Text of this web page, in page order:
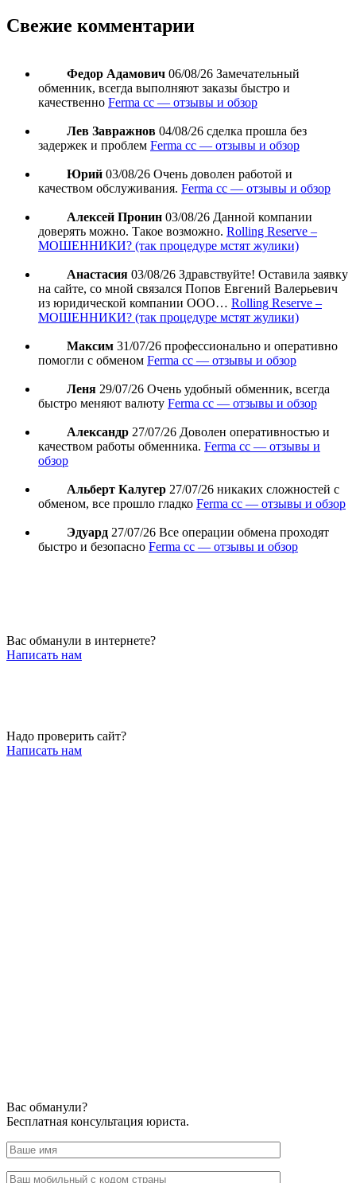
Свежие комментарии
Федор Адамович 06/08/26 Замечательный
обменник, всегда выполняют заказы быстро и
качественно Ferma cc — отзывы и обзор
Лев Завражнов 04/08/26 сделка прошла без
задержек и проблем Ferma cc — отзывы и обзор
Юрий 03/08/26 Очень доволен работой и
качеством обслуживания. Ferma cc — отзывы и обзор
Алексей Пронин 03/08/26 Данной компании
доверять можно. Такое возможно. Rolling Reserve –
МОШЕННИКИ? (так процедуре мстят жулики)
Анастасия 03/08/26 Здравствуйте! Оставила заявку
на сайте, со мной связался Попов Евгений Валерьевич
из юридической компании ООО… Rolling Reserve –
МОШЕННИКИ? (так процедуре мстят жулики)
Максим 31/07/26 профессионально и оперативно
помогли с обменом Ferma cc — отзывы и обзор
Леня 29/07/26 Очень удобный обменник, всегда
быстро меняют валюту Ferma cc — отзывы и обзор
Александр 27/07/26 Доволен оперативностью и
качеством работы обменника. Ferma cc — отзывы и
обзор
Альберт Калугер 27/07/26 никаких сложностей с
обменом, все прошло гладко Ferma cc — отзывы и обзор
Эдуард 27/07/26 Все операции обмена проходят
быстро и безопасно Ferma cc — отзывы и обзор
Вас обманули в интернете?
Написать нам
Надо проверить сайт?
Написать нам
Вас обманули?
Бесплатная консультация юриста.